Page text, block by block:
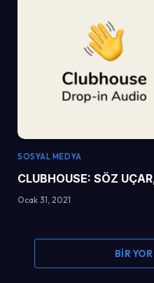
SOSYAL MEDYA
CLUBHOUSE: SÖZ
Ocak 31, 2021
BIR